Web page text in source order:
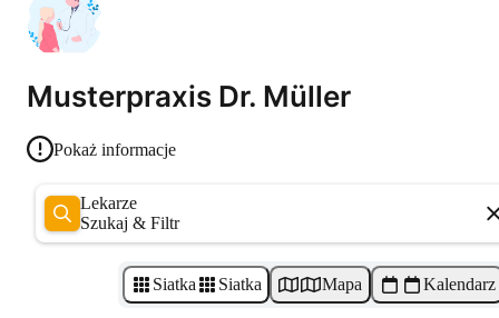
Musterpraxis Dr. Müller
Pokaż informacje
Lekarze
Szukaj & Filtr
Siatka Siatka Mapa Kalendarz